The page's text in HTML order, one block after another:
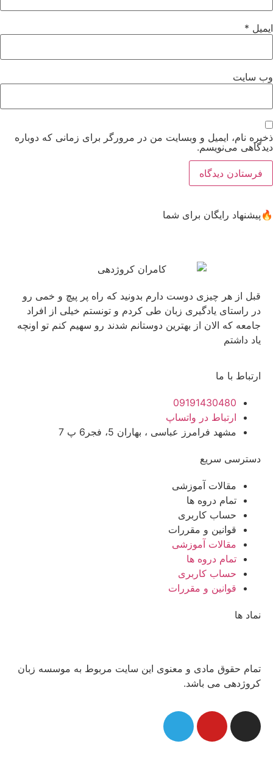
ایمیل *
وب‌ سایت
ذخیره نام، ایمیل و وبسایت من در مرورگر برای زمانی که دوباره
دیدگاهی می‌نویسم.
🔥پیشنهاد رایگان برای شما
قبل از هر چیزی دوست دارم بدونید که راه پر پیچ و خمی رو
در راستای یادگیری زبان طی کردم و تونستم خیلی از افراد
جامعه که الان از بهترین دوستانم شدند رو سهیم کنم تو اونچه
یاد داشتم
ارتباط با ما
09191430480
ارتباط در واتساپ
مشهد فرامرز عباسی ، بهاران 5، فجر6 پ 7
دسترسی سریع
مقالات آموزشی
تمام دروه ها
حساب کاربری
قوانین و مقررات
مقالات آموزشی
تمام دروه ها
حساب کاربری
قوانین و مقررات
نماد ها
تمام حقوق مادی و معنوی این سایت مربوط به موسسه زبان
کروژدهی می باشد.